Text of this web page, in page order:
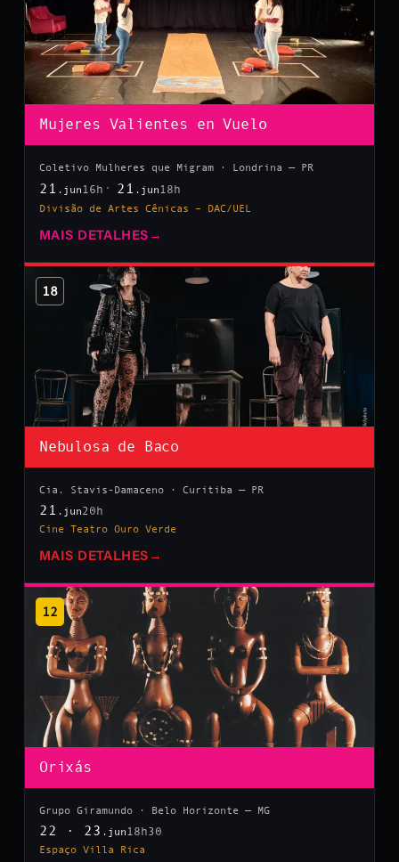
Mujeres Valientes en Vuelo
Coletivo Mulheres que Migram · Londrina — PR
21 .jun 16h 21 .jun 18h
Divisão de Artes Cênicas – DAC/UEL
MAIS DETALHES →
18
Nebulosa de Baco
Cia. Stavis-Damaceno · Curitiba — PR
21 .jun20h
Cine Teatro Ouro Verde
MAIS DETALHES →
12
Orixás
Grupo Giramundo · Belo Horizonte — MG
22 · 23 .jun 18h30
Espaço Villa Rica